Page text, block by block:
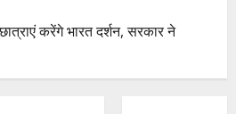
करेंगे भारत दर्शन, सरकार ने